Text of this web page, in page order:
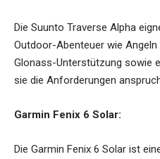
Die Suunto Traverse Alpha
Outdoor-Abenteuer wie Angeln
Glonass-Unterstützung sowie
sie die Anforderungen
Garmin Fenix 6 Solar:
Die Garmin Fenix 6 Solar ist